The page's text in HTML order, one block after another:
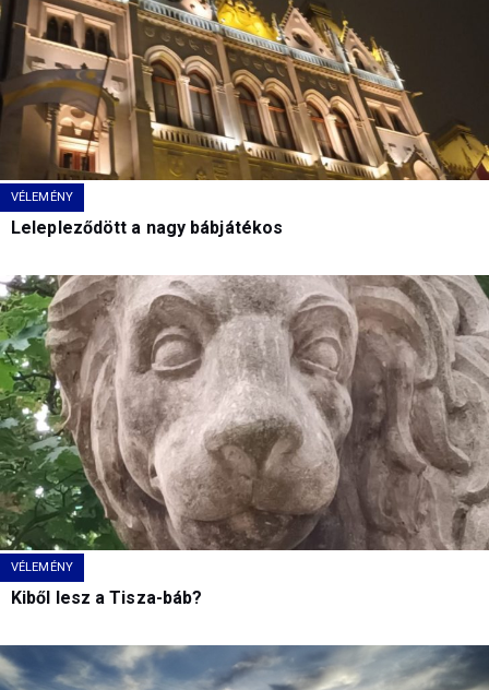
VÉLEMÉNY
Lelepleződött a nagy bábjátékos
VÉLEMÉNY
Kiből lesz a Tisza-báb?